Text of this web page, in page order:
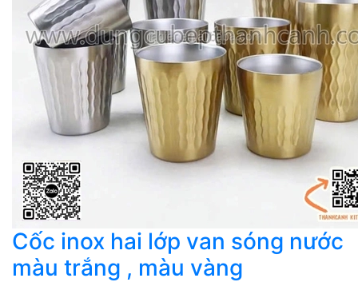
Cốc inox hai lớp van sóng nước
màu trắng , màu vàng